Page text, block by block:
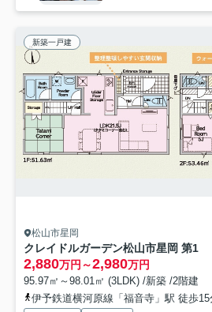
新築一戸建
松山市星岡
クレイドルガーデン松山市星岡 第1
2,880万円～2,980万円
95.97㎡～98.01㎡ (3LDK) /新築 /2階建
伊予鉄道横河原線「福音寺」駅 徒歩15